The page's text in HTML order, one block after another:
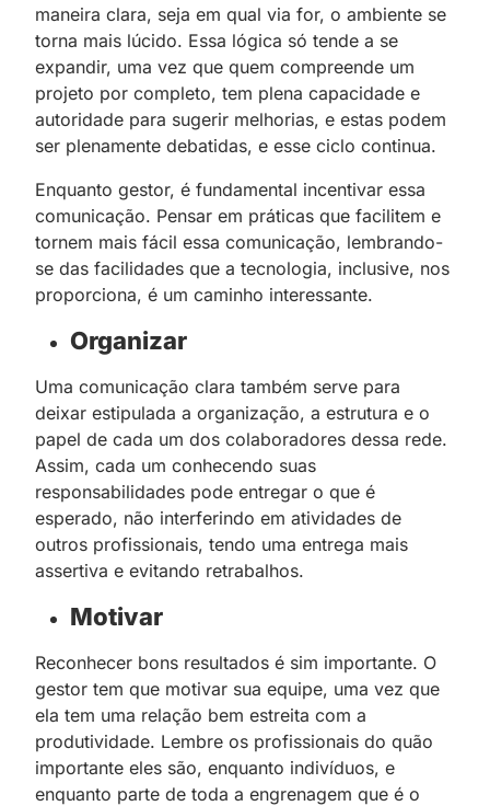
maneira clara, seja em qual via for, o ambiente se
torna mais lúcido. Essa lógica só tende a se
expandir, uma vez que quem compreende um
projeto por completo, tem plena capacidade e
autoridade para sugerir melhorias, e estas podem
ser plenamente debatidas, e esse ciclo continua.
Enquanto gestor, é fundamental incentivar essa
comunicação. Pensar em práticas que facilitem e
tornem mais fácil essa comunicação, lembrando-
se das facilidades que a tecnologia, inclusive, nos
proporciona, é um caminho interessante.
Organizar
Uma comunicação clara também serve para
deixar estipulada a organização, a estrutura e o
papel de cada um dos colaboradores dessa rede.
Assim, cada um conhecendo suas
responsabilidades pode entregar o que é
esperado, não interferindo em atividades de
outros profissionais, tendo uma entrega mais
assertiva e evitando retrabalhos.
Motivar
Reconhecer bons resultados é sim importante. O
gestor tem que motivar sua equipe, uma vez que
ela tem uma relação bem estreita com a
produtividade. Lembre os profissionais do quão
importante eles são, enquanto indivíduos, e
enquanto parte de toda a engrenagem que é o